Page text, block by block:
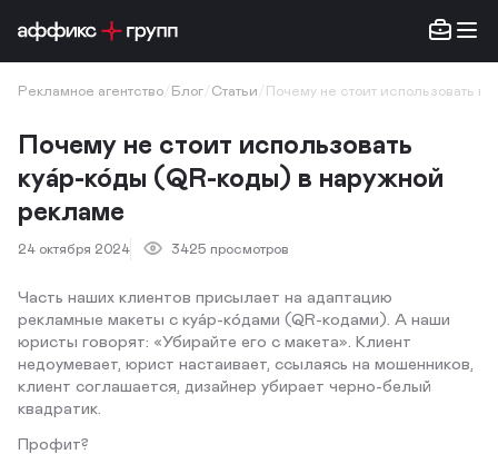
Рекламное агентство Блог Статьи Почему не стоит использовать
Почему не стоит использовать
куа́р-ко́ды (QR-коды) в наружной
рекламе
24 октября 2024 3425 просмотров
Часть наших клиентов присылает на адаптацию
рекламные макеты с куа́р-ко́дами (QR-кодами). А наши
юристы говорят: «Убирайте его с макета». Клиент
недоумевает, юрист настаивает, ссылаясь на мошенников,
клиент соглашается, дизайнер убирает черно-белый
квадратик.
Профит?